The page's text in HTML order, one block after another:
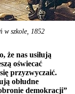
w szkole, 1852
że nas usiłują
oświecać
przyzwyczaić.
obłudne
demokracji”